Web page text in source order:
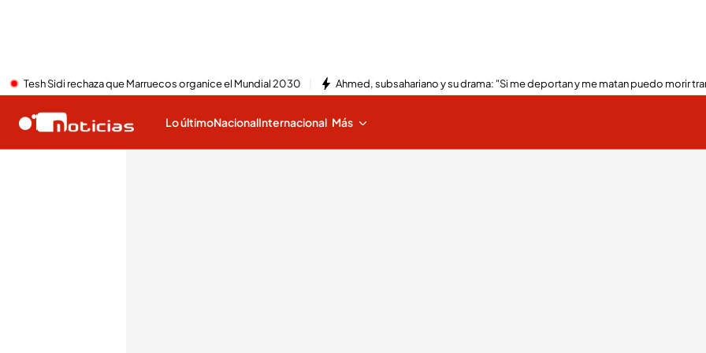
Tesh Sidi rechaza que Marruecos organice el Mundial 2030 Ahmed, subsahariano y su drama: "Si me deportan y me matan puedo morir
Lo últimoNacionalInternacional Más